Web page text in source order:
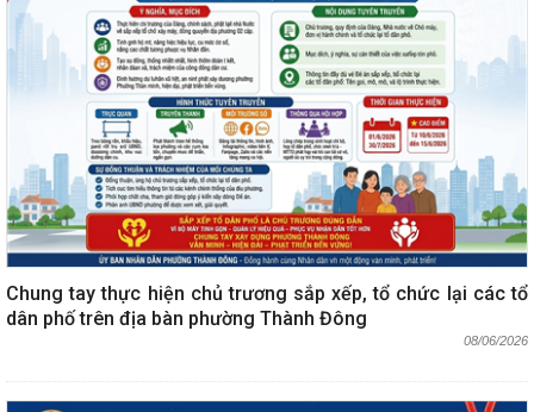
Chung tay thực hiện chủ trương sắp xếp, tổ chức lại các tổ
dân phố trên địa bàn phường Thành Đông
08/06/2026